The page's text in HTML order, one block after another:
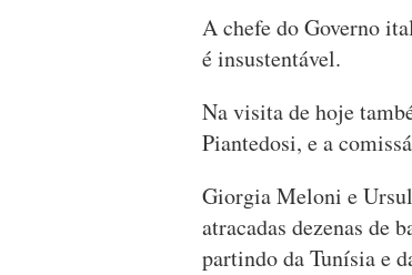
A chefe do Governo
é insustentável.
Na visita de hoje
Piantedosi, e a
Giorgia Meloni e
atracadas dezenas de
partindo da Tunísia e